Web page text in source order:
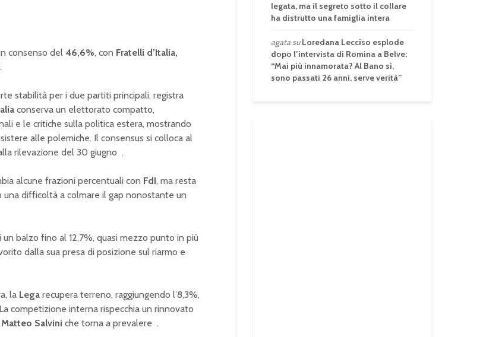
consenso del 46,6%, con Fratelli d’Italia,
stabilità per i due partiti principali, registra
conserva un elettorato compatto,
e le critiche sulla politica estera, mostrando
alle polemiche. Il consensus si colloca al
rilevazione del 30 giugno .
alcune frazioni percentuali con FdI, ma resta
difficoltà a colmare il gap nonostante un
balzo fino al 12,7%, quasi mezzo punto in più
dalla sua presa di posizione sul riarmo e
la Lega recupera terreno, raggiungendo l’8,3%,
competizione interna rispecchia un rinnovato
Matteo Salvini che torna a prevalere .
legata, ma il segreto sotto il collare
ha distrutto una famiglia intera
agatasuLoredana Lecciso esplode
dopo l’intervista di Romina a Belve:
“Mai più innamorata? Al Bano sì,
sono passati 26 anni, serve verità”